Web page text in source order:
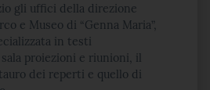
gli uffici della direzione
e Museo di “Genna Maria”,
in testi
proiezioni e riunioni, il
dei reperti e quello di